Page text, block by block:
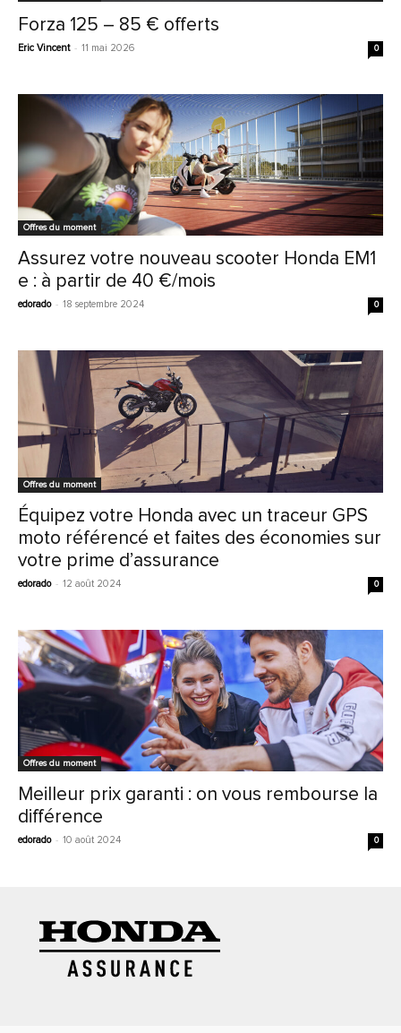
Forza 125 – 85 € offerts
Eric Vincent - 11 mai 2026 0
Offres du moment
Assurez votre nouveau scooter Honda EM1
e : à partir de 40 €/mois
edorado - 18 septembre 2024 0
Offres du moment
Équipez votre Honda avec un traceur GPS
moto référencé et faites des économies sur
votre prime d’assurance
edorado - 12 août 2024 0
Offres du moment
Meilleur prix garanti : on vous rembourse la
différence
edorado - 10 août 2024 0